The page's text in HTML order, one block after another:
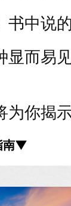
书中说的
显而易
为你揭
南▼